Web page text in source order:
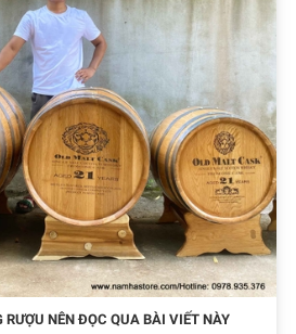
NÊN ĐỌC QUA BÀI VIẾT NÀY